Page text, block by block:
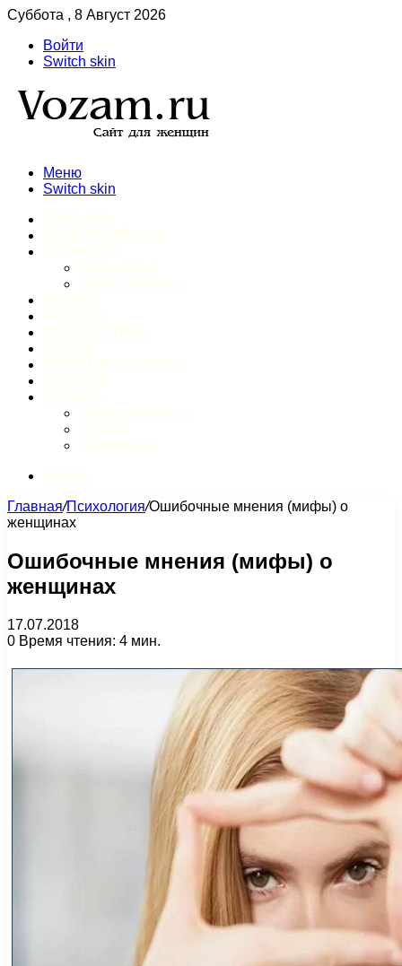
Суббота , 8 Август 2026
Войти
Switch skin
Меню
Switch skin
Главная/Психология/Ошибочные мнения (мифы) о
женщинах
Ошибочные мнения (мифы) о
женщинах
17.07.2018
0 Время чтения: 4 мин.